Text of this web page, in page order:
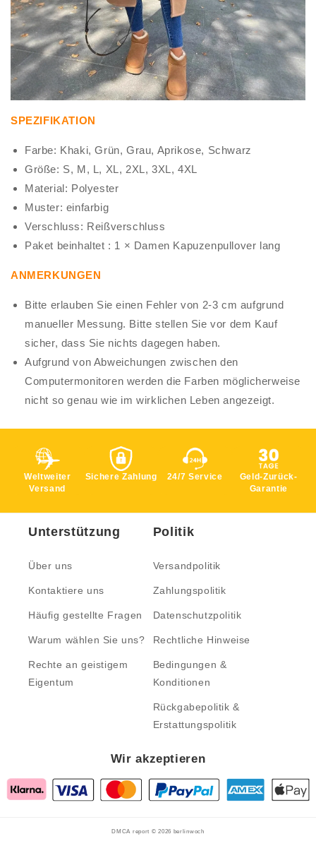
SPEZIFIKATION
Farbe: Khaki, Grün, Grau, Aprikose, Schwarz
Größe: S, M, L, XL, 2XL, 3XL, 4XL
Material: Polyester
Muster: einfarbig
Verschluss: Reißverschluss
Paket beinhaltet : 1 × Damen Kapuzenpullover lang
ANMERKUNGEN
Bitte erlauben Sie einen Fehler von 2-3 cm aufgrund
manueller Messung. Bitte stellen Sie vor dem Kauf
sicher, dass Sie nichts dagegen haben.
Aufgrund von Abweichungen zwischen den
Computermonitoren werden die Farben möglicherweise
nicht so genau wie im wirklichen Leben angezeigt.
Weltweiter
Versand
Sichere Zahlung 24/7 Service
Geld-Zurück-
Garantie
Unterstützung
Über uns
Kontaktiere uns
Häufig gestellte Fragen
Warum wählen Sie uns?
Rechte an geistigem
Eigentum
Politik
Versandpolitik
Zahlungspolitik
Datenschutzpolitik
Rechtliche Hinweise
Bedingungen &
Konditionen
Rückgabepolitik &
Erstattungspolitik
Wir akzeptieren
DMCA report © 2026 berlinwoch